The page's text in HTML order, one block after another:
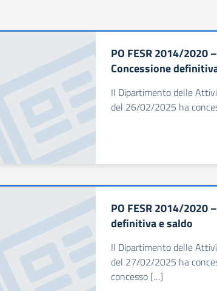
PO FESR 2014/2020
Concessione
Il Dipartimento delle
del 26/02/2025 ha
PO FESR 2014/2020
definitiva e saldo
Il Dipartimento delle
del 27/02/2025 ha
concesso […]